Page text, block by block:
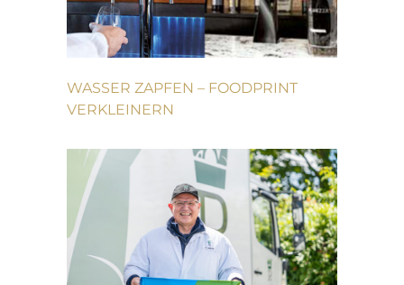
WASSER ZAPFEN – FOODPRINT
VERKLEINERN